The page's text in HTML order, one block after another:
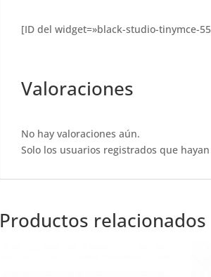
[ID del widget=»black-studio-tinymce-
Valoraciones
No hay valoraciones aún.
Solo los usuarios registrados que
Productos relacionados